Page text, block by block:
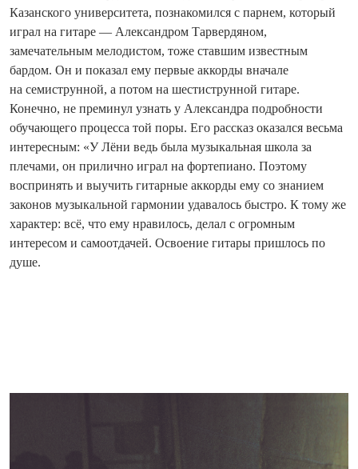
Казанского университета, познакомился с парнем, который
играл на гитаре — Александром Тарвердяном,
замечательным мелодистом, тоже ставшим известным
бардом. Он и показал ему первые аккорды вначале
на семиструнной, а потом на шестиструнной гитаре.
Конечно, не преминул узнать у Александра подробности
обучающего процесса той поры. Его рассказ оказался весьма
интересным: «У Лёни ведь была музыкальная школа за
плечами, он прилично играл на фортепиано. Поэтому
воспринять и выучить гитарные аккорды ему со знанием
законов музыкальной гармонии удавалось быстро. К тому же
характер: всё, что ему нравилось, делал с огромным
интересом и самоотдачей. Осво­ение гитары пришлось по
душе.